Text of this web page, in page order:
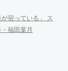
宿っている」 ス
福田葉月